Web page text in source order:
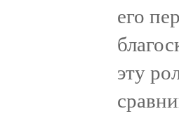
его
эту